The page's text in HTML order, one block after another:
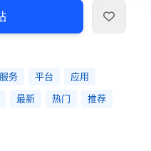
服务 平台
应用
最新 热门
推荐